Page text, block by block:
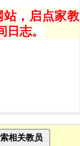
站，启点家教
志。